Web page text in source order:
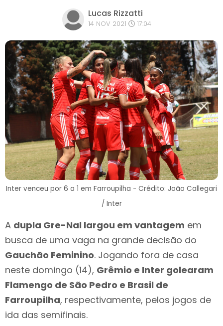
Lucas Rizzatti
14 NOV 2021 17:04
Inter venceu por 6 a 1 em Farroupilha - Crédito: João Callegari
/ Inter
A dupla Gre-Nal largou em vantagem em
busca de uma vaga na grande decisão do
Gauchão Feminino. Jogando fora de casa
neste domingo (14), Grêmio e Inter golearam
Flamengo de São Pedro e Brasil de
Farroupilha, respectivamente, pelos jogos de
ida das semifinais.